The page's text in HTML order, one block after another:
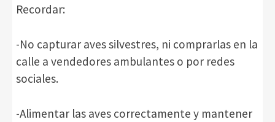
Recordar:
-No capturar aves silvestres, ni comprarlas en la
calle a vendedores ambulantes o por redes
sociales.
-Alimentar las aves correctamente y mantener